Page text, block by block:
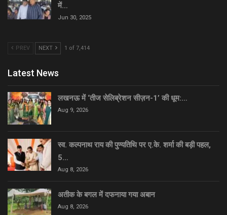
में…
Jun 30, 2025
PREV NEXT 1 of 7,414
Latest News
लखनऊ में ‘तीज सेलिब्रेशन सीज़न-1’ की धूम:…
Aug 9, 2026
स्व. कल्पनाथ राय की पुण्यतिथि पर ए.के. शर्मा की बड़ी पहल,
5…
Aug 8, 2026
अतीक के बगल में दफनाया गया अबान
Aug 8, 2026